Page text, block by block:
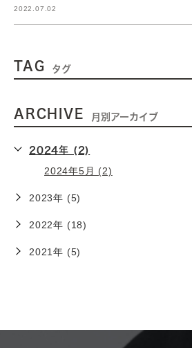
2022.07.02
TAG タグ
ARCHIVE 月別アーカイブ
2024年 (2)
2024年5月 (2)
2023年 (5)
2022年 (18)
2021年 (5)